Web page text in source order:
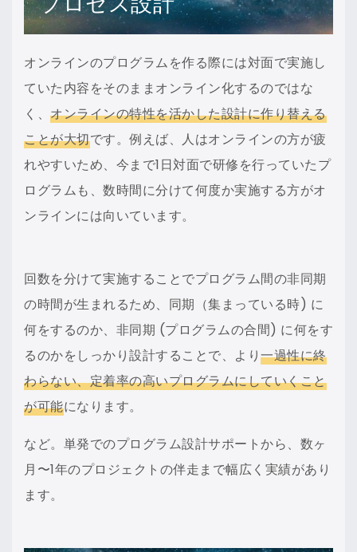
オンラインのプログラムを作る際には対面で実施し
ていた内容をそのままオンライン化するのではな
く、 オンラインの特性を活かした設計に作り替える
ことが大切です。例えば、人はオンラインの方が疲
れやすいため、今まで1日対面で研修を行っていたプ
ログラムも、数時間に分けて何度か実施する方がオ
ンラインには向いています。
回数を分けて実施することでプログラム間の非同期
の時間が生まれるため、同期（集まっている時) に
何をするのか、非同期 (プログラムの合間) に何をす
るのかをしっかり設計することで、より一過性に終
わらない、定着率の高いプログラムにしていくこと
が可能になります。
など。単発でのプログラム設計サポートから、数ヶ
月〜1年のプロジェクトの伴走まで幅広く実績があり
ます。